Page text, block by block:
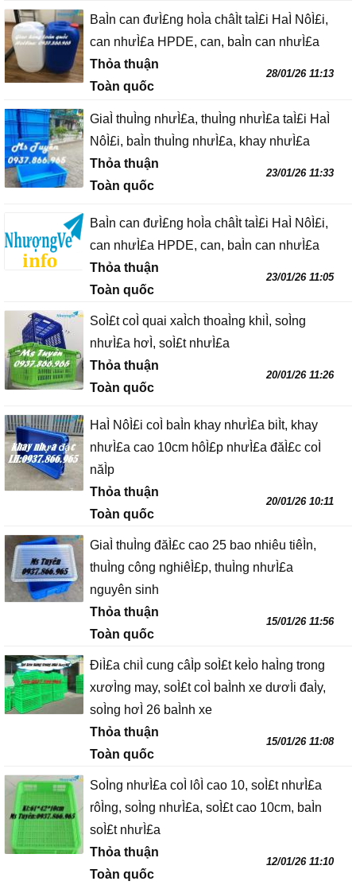
BaÌn can đưÌ£ng hoÌa châÌt taÌ£i HaÌ NôÌ£i,
can nhưÌ£a HPDE, can, baÌn can nhưÌ£a
Thỏa thuận
Toàn quốc
28/01/26 11:13
GiaÌ thuÌng nhưÌ£a, thuÌng nhưÌ£a taÌ£i HaÌ
NôÌ£i, baÌn thuÌng nhưÌ£a, khay nhưÌ£a
Thỏa thuận
Toàn quốc
23/01/26 11:33
BaÌn can đưÌ£ng hoÌa châÌt taÌ£i HaÌ NôÌ£i,
can nhưÌ£a HPDE, can, baÌn can nhưÌ£a
Thỏa thuận
Toàn quốc
23/01/26 11:05
SoÌ£t coÌ quai xaÌch thoaÌng khiÌ, soÌng
nhưÌ£a hơÌ, soÌ£t nhưÌ£a
Thỏa thuận
Toàn quốc
20/01/26 11:26
HaÌ NôÌ£i coÌ baÌn khay nhưÌ£a biÌt, khay
nhưÌ£a cao 10cm hôÌ£p nhưÌ£a đăÌ£c coÌ
năÌp
Thỏa thuận
Toàn quốc
20/01/26 10:11
GiaÌ thuÌng đăÌ£c cao 25 bao nhiêu tiêÌn,
thuÌng công nghiêÌ£p, thuÌng nhưÌ£a
nguyên sinh
Thỏa thuận
Toàn quốc
15/01/26 11:56
ĐiÌ£a chiÌ cung câÌp soÌ£t keÌo haÌng trong
xươÌng may, soÌ£t coÌ baÌnh xe dươÌi đaÌy,
soÌng hơÌ 26 baÌnh xe
Thỏa thuận
Toàn quốc
15/01/26 11:08
SoÌng nhưÌ£a coÌ lôÌ cao 10, soÌ£t nhưÌ£a
rôÌng, soÌng nhưÌ£a, soÌ£t cao 10cm, baÌn
soÌ£t nhưÌ£a
Thỏa thuận
Toàn quốc
12/01/26 11:10